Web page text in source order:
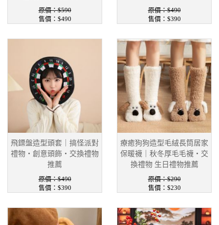
原價：$590
售價：$490
原價：$490
售價：$390
飛鏢盤造型頭套｜搞怪派對
禮物・創意頭飾・交換禮物
推薦
原價：$490
售價：$390
療癒狗狗造型毛絨長筒居家
保暖襪｜秋冬厚毛毛襪・交
換禮物 生日禮物推薦
原價：$290
售價：$230